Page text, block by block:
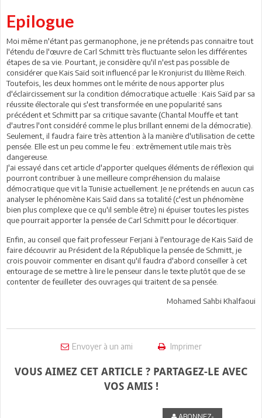
Epilogue
Moi même n'étant pas germanophone, je ne prétends pas connaitre tout
l'étendu de l'œuvre de Carl Schmitt très fluctuante selon les différentes
étapes de sa vie. Pourtant, je considère qu'il n'est pas possible de
considérer que Kais Saïd soit influencé par le Kronjurist du IIIème Reich.
Toutefois, les deux hommes ont le mérite de nous apporter plus
d'éclaircissement sur la condition démocratique actuelle : Kais Saïd par sa
réussite électorale qui s'est transformée en une popularité sans
précédent et Schmitt par sa critique savante (Chantal Mouffe et tant
d'autres l'ont considéré comme le plus brillant ennemi de la démocratie).
Seulement, il faudra faire très attention à la manière d'utilisation de cette
pensée. Elle est un peu comme le feu : extrêmement utile mais très
dangereuse.
J'ai essayé dans cet article d'apporter quelques éléments de réflexion qui
pourront contribuer à une meilleure compréhension du malaise
démocratique que vit la Tunisie actuellement. Je ne prétends en aucun cas
analyser le phénomène Kais Saïd dans sa totalité (c'est un phénomène
bien plus complexe que ce qu'il semble être) ni épuiser toutes les pistes
que pourrait apporter la pensée de Carl Schmitt pour le décortiquer.
Enfin, au conseil que fait professeur Ferjani à l'entourage de Kais Saïd de
faire découvrir au Président de la République la pensée de Schmitt, je
crois pouvoir commenter en disant qu'il faudra d'abord conseiller à cet
entourage de se mettre à lire le penseur dans le texte plutôt que de se
contenter de feuilleter des ouvrages qui traitent de sa pensée.
Mohamed Sahbi Khalfaoui
Envoyer à un ami Imprimer
VOUS AIMEZ CET ARTICLE ? PARTAGEZ-LE AVEC
VOS AMIS !